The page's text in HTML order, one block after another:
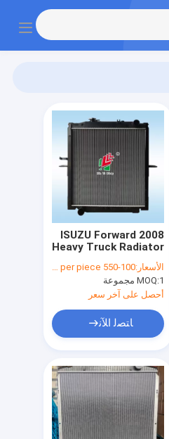
ISUZU Forward 2008
Heavy Truck Radiator
PDG-FVR34U2
8980428373
الأسعار:100-550 USD per piece
MOQ:1 مجموعة
أحصل على آخر سعر
ﺎﺘﺼﻟ ﺍﻶﻧ